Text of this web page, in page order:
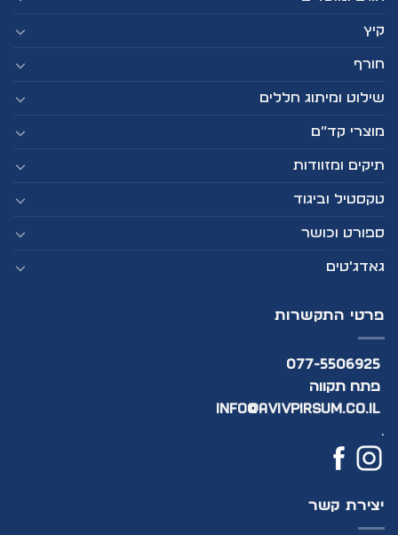
קיץ
חורף
שילוט ומיתוג חללים
מוצרי קד”ם
תיקים ומזוודות
טקסטיל וביגוד
ספורט וכושר
גאדג'טים
פרטי התקשרות
077-5506925
פתח תקווה
info@avivpirsum.co.il
.
יצירת קשר